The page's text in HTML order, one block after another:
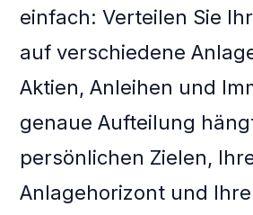
einfach: Verteilen Sie
auf verschiedene
Aktien, Anleihen und
genaue Aufteilung
persönlichen Zielen,
Anlagehorizont und